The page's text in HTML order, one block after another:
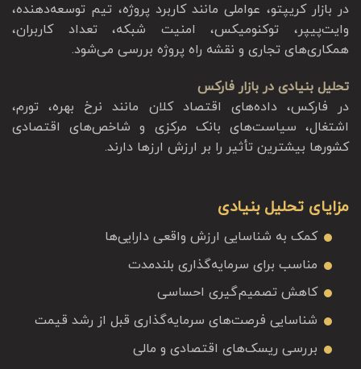
در بازار کریپتو، عواملی مانند کاربرد پروژه، تیم توسعه‌دهنده،
وایت‌پیپر، توکنومیکس، امنیت شبکه، تعداد کاربران،
همکاری‌های تجاری و نقشه راه پروژه بررسی می‌شود.
تحلیل بنیادی در بازار فارکس
در فارکس، داده‌های اقتصاد کلان مانند نرخ بهره، تورم،
اشتغال، سیاست‌های بانک مرکزی و شاخص‌های اقتصادی
کشورها بیشترین تأثیر را بر ارزش ارزها دارند.
مزایای تحلیل بنیادی
کمک به شناسایی ارزش واقعی دارایی‌ها
مناسب برای سرمایه‌گذاری بلندمدت
کاهش تصمیم‌گیری احساسی
شناسایی فرصت‌های سرمایه‌گذاری قبل از رشد قیمت
بررسی ریسک‌های اقتصادی و مالی